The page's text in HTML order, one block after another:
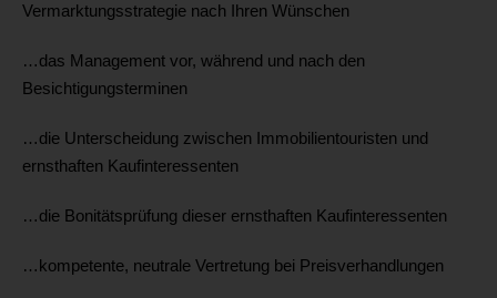
Vermarktungsstrategie nach Ihren Wünschen
…das Management vor, während und nach den
Besichtigungsterminen
…die Unterscheidung zwischen Immobilientouristen und
ernsthaften Kaufinteressenten
…die Bonitätsprüfung dieser ernsthaften Kaufinteressenten
…kompetente, neutrale Vertretung bei Preisverhandlungen